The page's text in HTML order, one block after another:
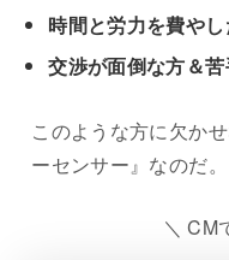
時間と労力を費や
交渉が面倒な方＆
このような方に欠か
ーセンサー』なのだ。
＼ CM